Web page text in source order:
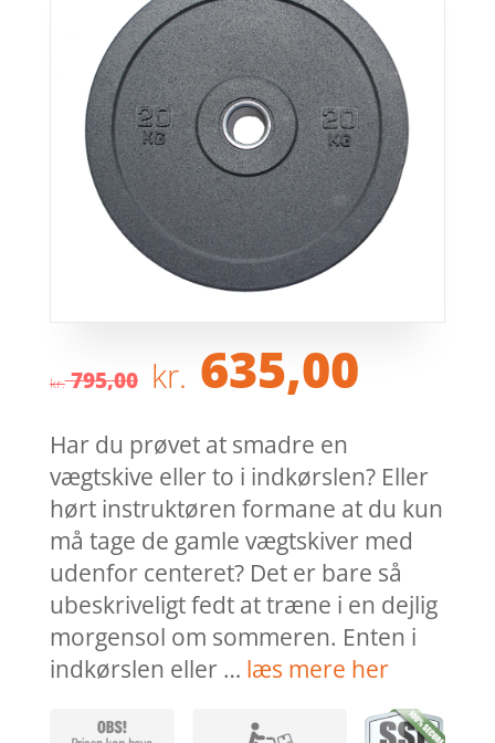
kr.795,00 Den
oprindelige
pris
var:
kr. 795,00.
kr. 635,00Den
kr.
Har du prøvet at smadre en
vægtskive eller to i indkørslen? Eller
hørt instruktøren formane at du kun
må tage de gamle vægtskiver med
udenfor centeret? Det er bare så
ubeskriveligt fedt at træne i en dejlig
morgensol om sommeren. Enten i
indkørslen eller … læs mere her